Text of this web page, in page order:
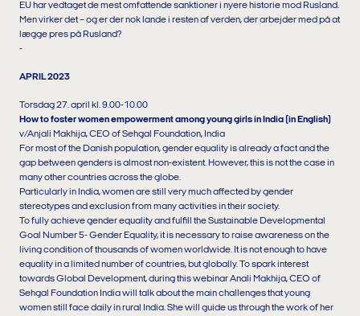
EU har vedtaget de mest omfattende sanktioner i nyere historie mod Rusland.
Men virker det – og er der nok lande i resten af verden, der arbejder med på at
lægge pres på Rusland?
-
APRIL 2023
Torsdag 27. april kl. 9.00-10.00
How to foster women empowerment among young girls in India (in English)
v/Anjali Makhija, CEO of Sehgal Foundation, India
For most of the Danish population, gender equality is already a fact and the
gap between genders is almost non-existent. However, this is not the case in
many other countries across the globe.
Particularly in India, women are still very much affected by gender
stereotypes and exclusion from many activities in their society.
To fully achieve gender equality and fulfill the Sustainable Developmental
Goal Number 5- Gender Equality, it is necessary to raise awareness on the
living condition of thousands of women worldwide. It is not enough to have
equality in a limited number of countries, but globally. To spark interest
towards Global Development, during this webinar Anali Makhija, CEO of
Sehgal Foundation India will talk about the main challenges that young
women still face daily in rural India. She will guide us through the work of her